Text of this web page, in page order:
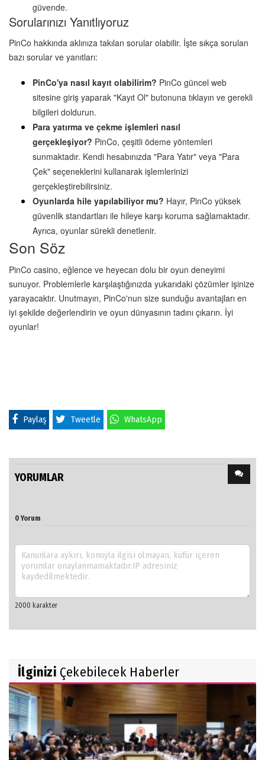
güvende.
Sorularınızı Yanıtlıyoruz
PinCo hakkında aklınıza takılan sorular olabilir. İşte sıkça sorulan
bazı sorular ve yanıtları:
PinCo'ya nasıl kayıt olabilirim? PinCo güncel web
sitesine giriş yaparak "Kayıt Ol" butonuna tıklayın ve gerekli
bilgileri doldurun.
Para yatırma ve çekme işlemleri nasıl
gerçekleşiyor? PinCo, çeşitli ödeme yöntemleri
sunmaktadır. Kendi hesabınızda "Para Yatır" veya "Para
Çek" seçeneklerini kullanarak işlemlerinizi
gerçekleştirebilirsiniz.
Oyunlarda hile yapılabiliyor mu? Hayır, PinCo yüksek
güvenlik standartları ile hileye karşı koruma sağlamaktadır.
Ayrıca, oyunlar sürekli denetlenir.
Son Söz
PinCo casino, eğlence ve heyecan dolu bir oyun deneyimi
sunuyor. Problemlerle karşılaştığınızda yukarıdaki çözümler işinize
yarayacaktır. Unutmayın, PinCo'nun size sunduğu avantajları en
iyi şekilde değerlendirin ve oyun dünyasının tadını çıkarın. İyi
oyunlar!
Paylaş Tweetle WhatsApp
YORUMLAR
0 Yorum
İlginizi Çekebilecek Haberler